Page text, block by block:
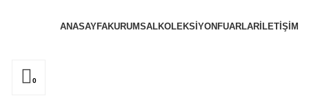
ANASAYFAKURUMSALKOLEKSIYON FUARLAR İLETIŞIM
0